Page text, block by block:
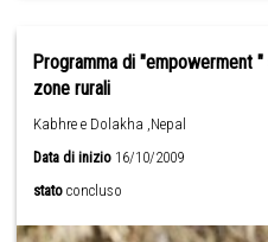
Programma di "empowerment "
zone rurali
Kabhre e Dolakha ,Nepal
Data di inizio 16/10/2009
stato concluso